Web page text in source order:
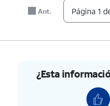
Ant. Página 1
¿Esta